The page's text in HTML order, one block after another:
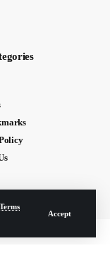
Terms
Accept